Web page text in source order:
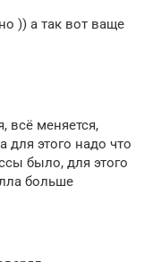
)) а так вот ваще
всё меняется,
для этого надо что
было, для этого
больше